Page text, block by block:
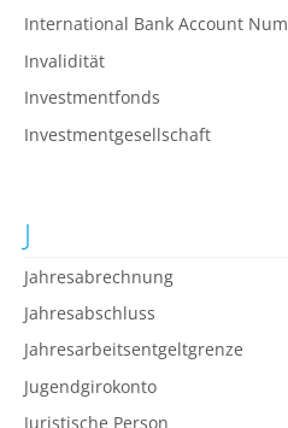
International Bank Account
Invalidität
Investmentfonds
Investmentgesellschaft
J
Jahresabrechnung
Jahresabschluss
Jahresarbeitsentgeltgrenze
Jugendgirokonto
Juristische Person